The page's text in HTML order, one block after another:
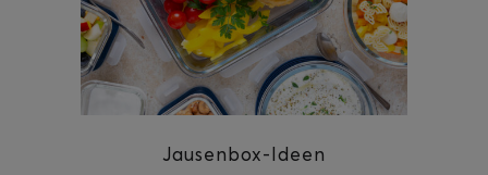
Jausenbox-Ideen